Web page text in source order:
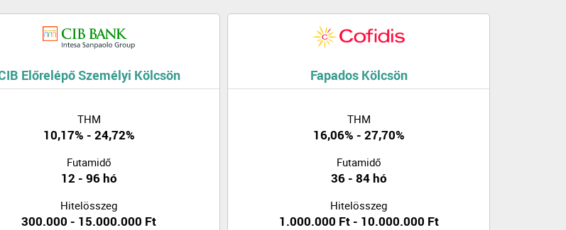
Előrelépő Személyi Kölcsön
THM
10,17% - 24,72%
Futamidő
12 - 96 hó
Hitelösszeg
300.000 - 15.000.000 Ft
Fapados Kölcsön
THM
16,06% - 27,70%
Futamidő
36 - 84 hó
Hitelösszeg
1.000.000 Ft - 10.000.000 Ft